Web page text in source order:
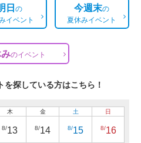
日の
イベント
今週末の
夏休みイベント
のイベント
探している方はこちら！
木
8/13
金
8/14
土
8/15
日
8/16